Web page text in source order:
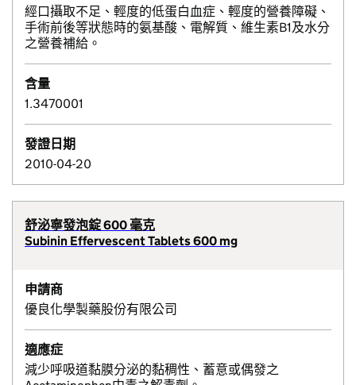
經口攝取不足、輕度的低蛋白血症、輕度的營養障礙、
手術前後等狀態時的氨基酸、電解質、維生素B1及水分
之營養補給。
含量
1.3470001
發證日期
2010-04-20
舒泌寧發泡錠 600 毫克
Subinin Effervescent Tablets 600 mg
申請商
優良化學製藥股份有限公司
適應症
減少呼吸道黏膜分泌的黏稠性、蓄意或偶發之